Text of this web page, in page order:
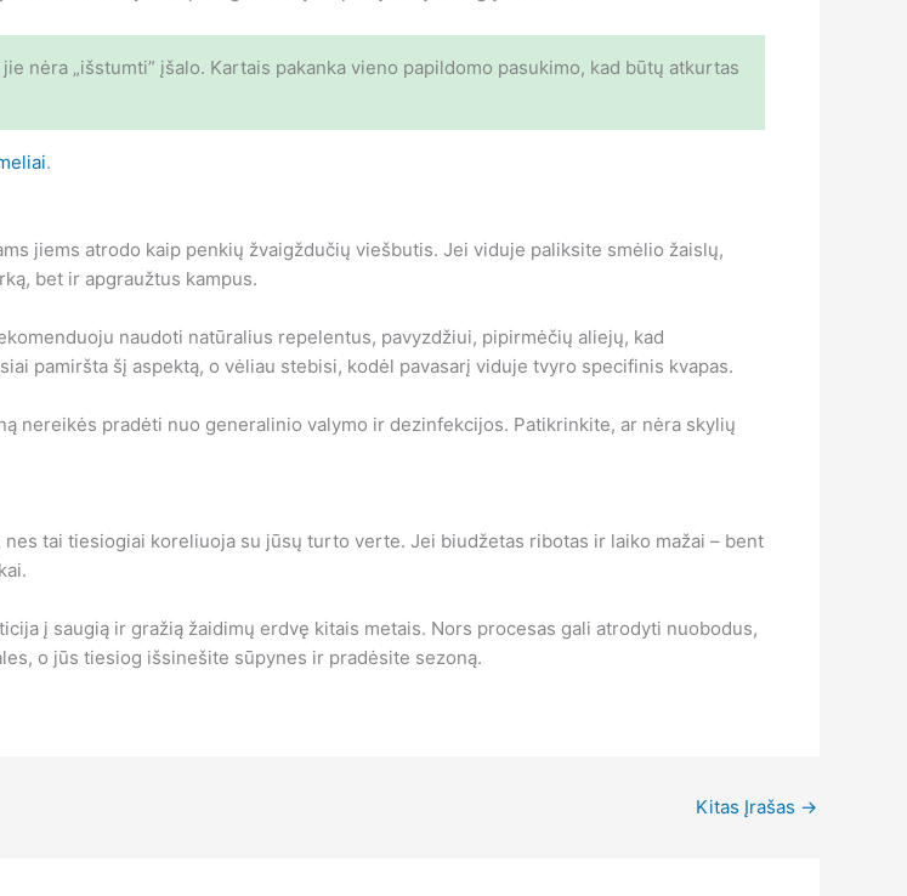
nėra „išstumti” įšalo. Kartais pakanka vieno papildomo pasukimo, kad būtų atkurtas
.
jiems atrodo kaip penkių žvaigždučių viešbutis. Jei viduje paliksite smėlio žaislų,
bet ir apgraužtus kampus.
naudoti natūralius repelentus, pavyzdžiui, pipirmėčių aliejų, kad
pamiršta šį aspektą, o vėliau stebisi, kodėl pavasarį viduje tvyro specifinis kvapas.
nereikės pradėti nuo generalinio valymo ir dezinfekcijos. Patikrinkite, ar nėra skylių
tai tiesiogiai koreliuoja su jūsų turto verte. Jei biudžetas ribotas ir laiko mažai – bent
į saugią ir gražią žaidimų erdvę kitais metais. Nors procesas gali atrodyti nuobodus,
o jūs tiesiog išsinešite sūpynes ir pradėsite sezoną.
Kitas Įrašas →